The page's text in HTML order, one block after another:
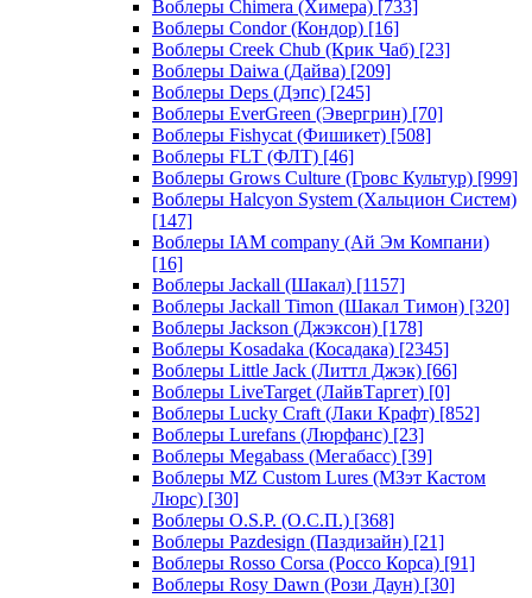
Воблеры Chimera (Химера) [733]
Воблеры Condor (Кондор) [16]
Воблеры Creek Chub (Крик Чаб) [23]
Воблеры Daiwa (Дайва) [209]
Воблеры Deps (Дэпс) [245]
Воблеры EverGreen (Эвергрин) [70]
Воблеры Fishycat (Фишикет) [508]
Воблеры FLT (ФЛТ) [46]
Воблеры Grows Culture (Гровс Культур) [999]
Воблеры Halcyon System (Хальцион Систем)
[147]
Воблеры IAM company (Ай Эм Компани)
[16]
Воблеры Jackall (Шакал) [1157]
Воблеры Jackall Timon (Шакал Тимон) [320]
Воблеры Jackson (Джэксон) [178]
Воблеры Kosadaka (Косадака) [2345]
Воблеры Little Jack (Литтл Джэк) [66]
Воблеры LiveTarget (ЛайвТаргет) [0]
Воблеры Lucky Craft (Лаки Крафт) [852]
Воблеры Lurefans (Люрфанс) [23]
Воблеры Megabass (Мегабасс) [39]
Воблеры MZ Custom Lures (МЗэт Кастом
Люрс) [30]
Воблеры O.S.P. (О.С.П.) [368]
Воблеры Pazdesign (Паздизайн) [21]
Воблеры Rosso Corsa (Россо Корса) [91]
Воблеры Rosy Dawn (Рози Даун) [30]